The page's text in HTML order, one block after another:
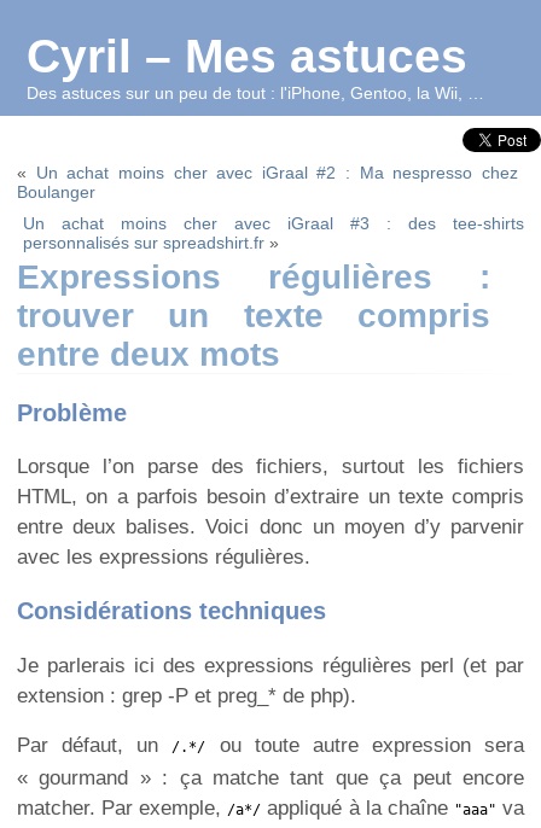
Cyril – Mes astuces
Des astuces sur un peu de tout : l'iPhone, Gentoo, la Wii, …
« Un achat moins cher avec iGraal #2 : Ma nespresso chez
Boulanger
Un achat moins cher avec iGraal #3 : des tee-shirts
personnalisés sur spreadshirt.fr »
Expressions régulières :
trouver un texte compris
entre deux mots
Problème
Lorsque l’on parse des fichiers, surtout les fichiers
HTML, on a parfois besoin d’extraire un texte compris
entre deux balises. Voici donc un moyen d’y parvenir
avec les expressions régulières.
Considérations techniques
Je parlerais ici des expressions régulières perl (et par
extension : grep -P et preg_* de php).
Par défaut, un /.*/
ou toute autre expression sera
« gourmand » : ça matche tant que ça peut encore
matcher. Par exemple, /a*/ appliqué à la chaîne "aaa" va